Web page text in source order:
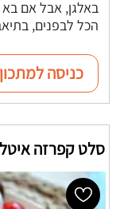
באלגן, אבל אם בא
הכל לבפנים,
כניסה למתכון
סלט קפרזה